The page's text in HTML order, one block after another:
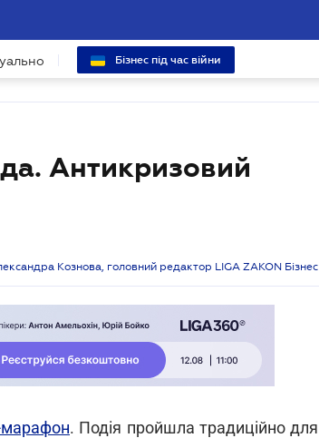
Бізнес під час війни
Антикризовий
Кознова, головний редактор LIGA ZAKON Бізнес
марафон. Подія пройшла традиційно для